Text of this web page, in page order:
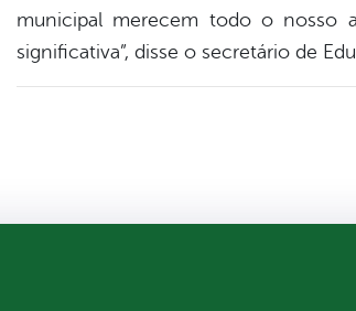
municipal merecem todo o nosso
significativa”, disse o secretário de